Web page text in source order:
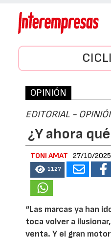
OPINIÓN
EDITORIAL -
¿Y ahora
TONI AMAT 27/10/2025
1127
“Las marcas ya han
toca volver a
venta. Y el gran